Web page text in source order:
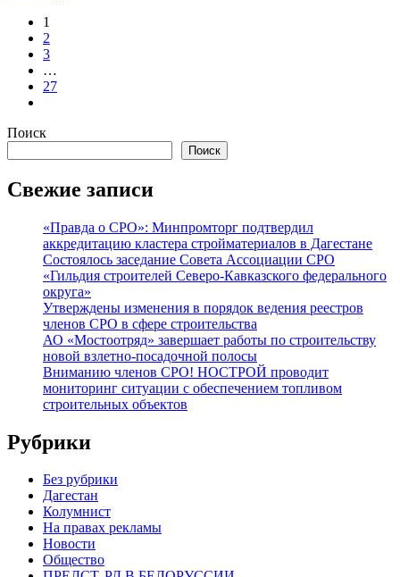
1
2
3
…
27
Поиск
Поиск
Свежие записи
«Правда о СРО»: Минпромторг подтвердил
аккредитацию кластера стройматериалов в Дагестане
Состоялось заседание Совета Ассоциации СРО
«Гильдия строителей Северо-Кавказского федерального
округа»
Утверждены изменения в порядок ведения реестров
членов СРО в сфере строительства
АО «Мостоотряд» завершает работы по строительству
новой взлетно-посадочной полосы
Вниманию членов СРО! НОСТРОЙ проводит
мониторинг ситуации с обеспечением топливом
строительных объектов
Рубрики
Без рубрики
Дагестан
Колумнист
На правах рекламы
Новости
Общество